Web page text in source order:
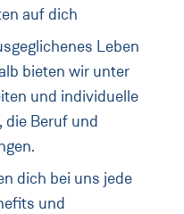
auf dich
Leben
bieten wir unter
und individuelle
die Beruf und
dich bei uns jede
und